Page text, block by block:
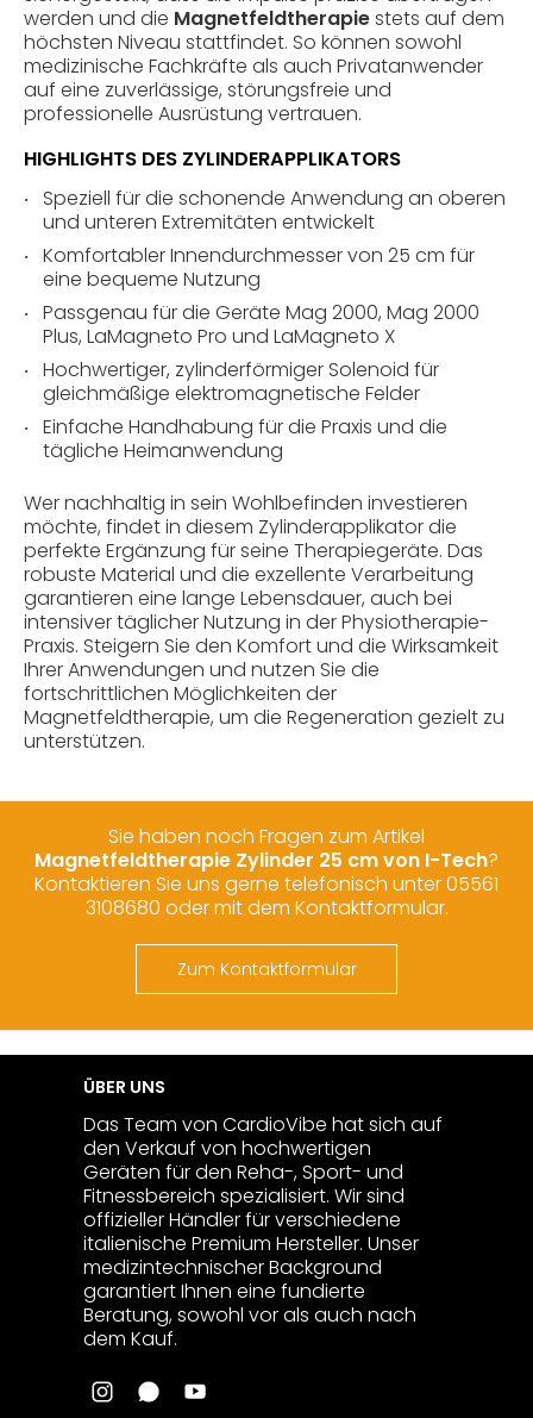
werden und die Magnetfeldtherapiestets auf dem
höchsten Niveau stattfindet. So können sowohl
medizinische Fachkräfte als auch Privatanwender
auf eine zuverlässige, störungsfreie und
professionelle Ausrüstung vertrauen.
HIGHLIGHTS DES ZYLINDERAPPLIKATORS
Speziell für die schonende Anwendung an oberen
und unteren Extremitäten entwickelt
Komfortabler Innendurchmesser von 25 cm für
eine bequeme Nutzung
Passgenau für die Geräte Mag 2000, Mag 2000
Plus, LaMagneto Pro und LaMagneto X
Hochwertiger, zylinderförmiger Solenoid für
gleichmäßige elektromagnetische Felder
Einfache Handhabung für die Praxis und die
tägliche Heimanwendung
Wer nachhaltig in sein Wohlbefinden investieren
möchte, findet in diesem Zylinderapplikator die
perfekte Ergänzung für seine Therapiegeräte. Das
robuste Material und die exzellente Verarbeitung
garantieren eine lange Lebensdauer, auch bei
intensiver täglicher Nutzung in der Physiotherapie-
Praxis. Steigern Sie den Komfort und die Wirksamkeit
Ihrer Anwendungen und nutzen Sie die
fortschrittlichen Möglichkeiten der
Magnetfeldtherapie, um die Regeneration gezielt zu
unterstützen.
Sie haben noch Fragen zum Artikel
Magnetfeldtherapie Zylinder 25 cm von I-Tech?
Kontaktieren Sie uns gerne telefonisch unter 05561
3108680 oder mit dem Kontaktformular.
Zum Kontaktformular
ÜBER UNS
Das Team von CardioVibe hat sich auf
den Verkauf von hochwertigen
Geräten für den Reha-, Sport- und
Fitnessbereich spezialisiert. Wir sind
offizieller Händler für verschiedene
italienische Premium Hersteller. Unser
medizintechnischer Background
garantiert Ihnen eine fundierte
Beratung, sowohl vor als auch nach
dem Kauf.